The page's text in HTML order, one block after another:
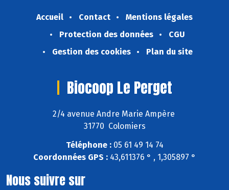
Accueil Contact
Mentions légales
Protection des données
CGU
Gestion des cookies
Plan du site
Biocoop Le Perget
2/4 avenue Andre Marie Ampère
31770 Colomiers
Téléphone :05 61 49 14 74
Coordonnées GPS : 43,611376 ° , 1,305897 °
Nous suivre sur